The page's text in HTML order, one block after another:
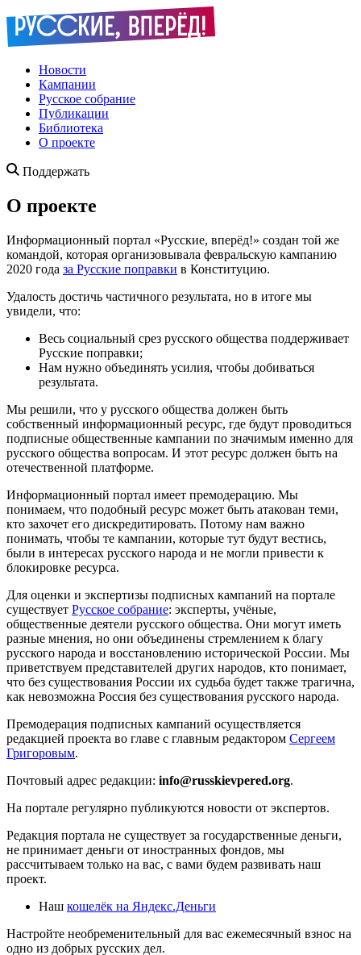
Новости
Кампании
Русское собрание
Публикации
Библиотека
О проекте
Поддержать
О проекте
Информационный портал «Русские, вперёд!» создан той же
командой, которая организовывала февральскую кампанию
2020 года за Русские поправки в Конституцию.
Удалость достичь частичного результата, но в итоге мы
увидели, что:
Весь социальный срез русского общества поддерживает
Русские поправки;
Нам нужно объединять усилия, чтобы добиваться
результата.
Мы решили, что у русского общества должен быть
собственный информационный ресурс, где будут проводиться
подписные общественные кампании по значимым именно для
русского общества вопросам. И этот ресурс должен быть на
отечественной платформе.
Информационный портал имеет премодерацию. Мы
понимаем, что подобный ресурс может быть атакован теми,
кто захочет его дискредитировать. Потому нам важно
понимать, чтобы те кампании, которые тут будут вестись,
были в интересах русского народа и не могли привести к
блокировке ресурса.
Для оценки и экспертизы подписных кампаний на портале
существует Русское собрание: эксперты, учёные,
общественные деятели русского общества. Они могут иметь
разные мнения, но они объединены стремлением к благу
русского народа и восстановлению исторической России. Мы
приветствуем представителей других народов, кто понимает,
что без существования России их судьба будет также трагична,
как невозможна Россия без существования русского народа.
Премодерация подписных кампаний осуществляется
редакцией проекта во главе с главным редактором Сергеем
Григоровым.
Почтовый адрес редакции: info@russkievpered.org.
На портале регулярно публикуются новости от экспертов.
Редакция портала не существует за государственные деньги,
не принимает деньги от иностранных фондов, мы
рассчитываем только на вас, с вами будем развивать наш
проект.
Наш кошелёк на Яндекс.Деньги
Настройте необременительный для вас ежемесячный взнос на
одно из добрых русских дел.